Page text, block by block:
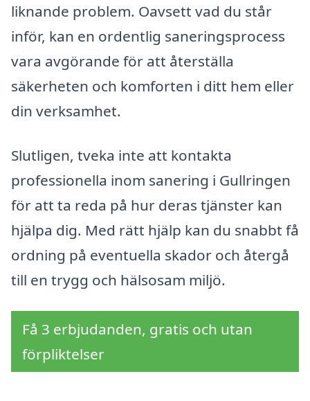
liknande problem. Oavsett vad du står
inför, kan en ordentlig saneringsprocess
vara avgörande för att återställa
säkerheten och komforten i ditt hem eller
din verksamhet.
Slutligen, tveka inte att kontakta
professionella inom sanering i Gullringen
för att ta reda på hur deras tjänster kan
hjälpa dig. Med rätt hjälp kan du snabbt få
ordning på eventuella skador och återgå
till en trygg och hälsosam miljö.
Få 3 erbjudanden, gratis och utan
förpliktelser